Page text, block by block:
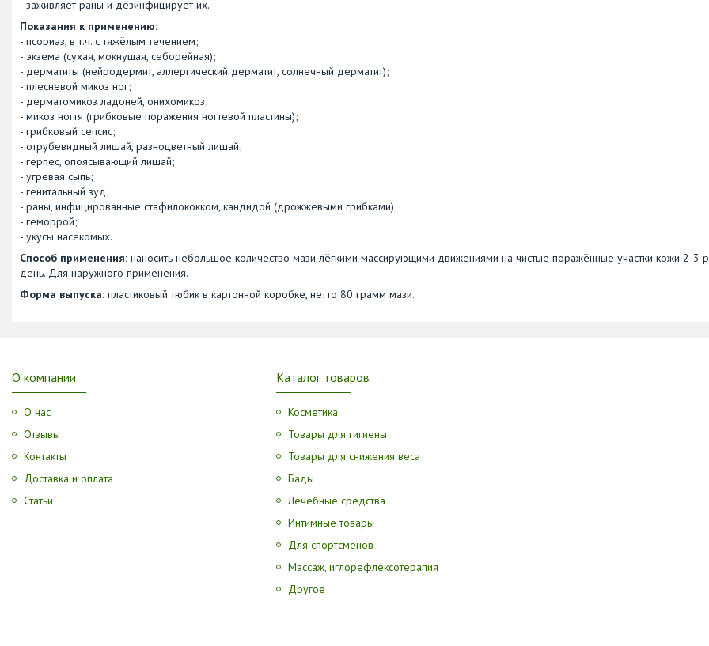
- заживляет раны и дезинфицирует их.
Показания к применению:
- псориаз, в т.ч. с тяжёлым течением;
- экзема (сухая, мокнущая, себорейная);
- дерматиты (нейродермит, аллергический дерматит, солнечный дерматит);
- плесневой микоз ног;
- дерматомикоз ладоней, онихомикоз;
- микоз ногтя (грибковые поражения ногтевой пластины);
- грибковый сепсис;
- отрубевидный лишай, разноцветный лишай;
- герпес, опоясывающий лишай;
- угревая сыпь;
- генитальный зуд;
- раны, инфицированные стафилококком, кандидой (дрожжевыми грибками);
- геморрой;
- укусы насекомых.
Способ применения: наносить небольшое количество мази лёгкими массирующими движениями на чистые поражённые участки кожи 2-3
день. Для наружного применения.
Форма выпуска: пластиковый тюбик в картонной коробке, нетто 80 грамм мази.
О компании
О нас
Отзывы
Контакты
Доставка и оплата
Статьи
Каталог товаров
Косметика
Товары для гигиены
Товары для снижения веса
Бады
Лечебные средства
Интимные товары
Для спортсменов
Массаж, иглорефлексотерапия
Другое